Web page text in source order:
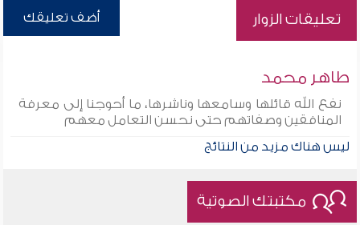
تعليقات الزوار أضف تعليقك
طاهر محمد
نفع الله قائلها وسامعها وناشرها، ما أحوجنا إلى معرفة
المنافقين وصفاتهم حتى نحسن التعامل معهم
ليس هناك مزيد من النتائج
مكتبتك الصوتية